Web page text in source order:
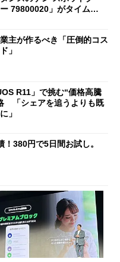
79800020」がタイムセ
主が作るべき「圧倒的コス
」
R11」で挑む“価格高騰
「シェアを追うよりも既
」
！380円で5日間お試し。